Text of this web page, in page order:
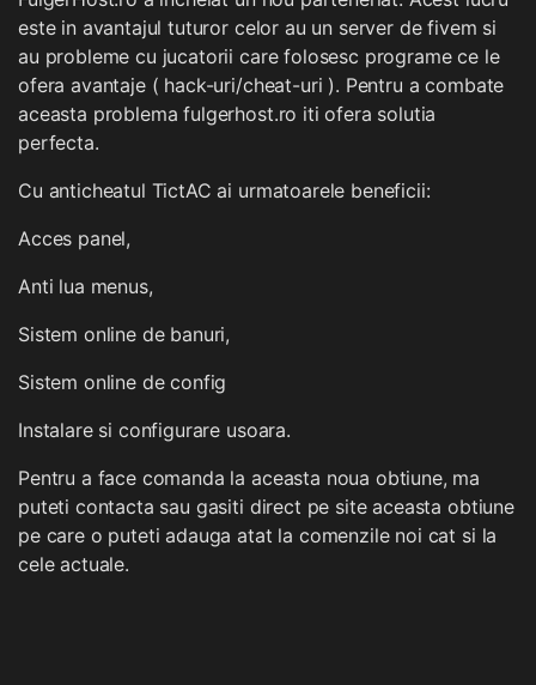
este in avantajul tuturor celor au un server de fivem si
au probleme cu jucatorii care folosesc programe ce le
ofera avantaje ( hack-uri/cheat-uri ). Pentru a combate
aceasta problema fulgerhost.ro iti ofera solutia
perfecta.
Cu anticheatul TictAC ai urmatoarele beneficii:
Acces panel,
Anti lua menus,
Sistem online de banuri,
Sistem online de config
Instalare si configurare usoara.
Pentru a face comanda la aceasta noua obtiune, ma
puteti contacta sau gasiti direct pe site aceasta obtiune
pe care o puteti adauga atat la comenzile noi cat si la
cele actuale.